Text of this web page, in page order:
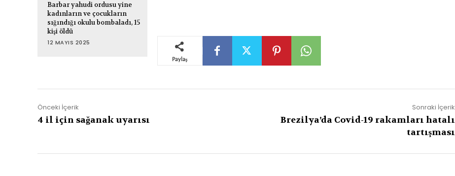
Barbar yahudi ordusu yine
kadınların ve çocukların
sığındığı okulu bombaladı, 15
kişi öldü
12 MAYIS 2025
Paylaş
Önceki İçerik
4 il için sağanak uyarısı
Sonraki İçerik
Brezilya’da Covid-19 rakamları hatalı
tartışması